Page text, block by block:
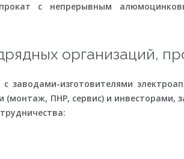
с непрерывным
организаций,
заводами-изготовителями
ПНР, сервис) и инвесторами,